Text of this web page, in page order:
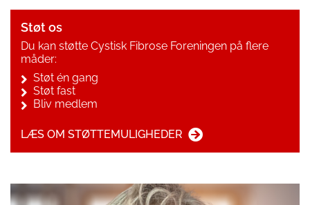
Støt os
Du kan støtte Cystisk Fibrose Foreningen på flere
måder:
Støt én gang
Støt fast
Bliv medlem
LÆS OM STØTTEMULIGHEDER